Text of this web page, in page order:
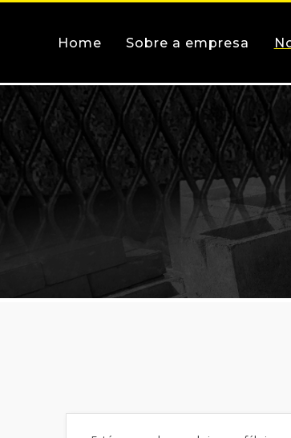
Home Sobre a empresa